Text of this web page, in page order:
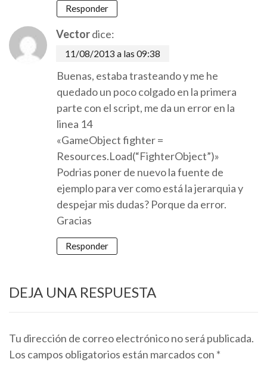
Responder
Vectordice:
11/08/2013 a las 09:38
Buenas, estaba trasteando y me he
quedado un poco colgado en la primera
parte con el script, me da un error en la
linea 14
«GameObject fighter =
Resources.Load(“FighterObject”)»
Podrias poner de nuevo la fuente de
ejemplo para ver como está la jerarquia y
despejar mis dudas? Porque da error.
Gracias
Responder
DEJA UNA RESPUESTA
Tu dirección de correo electrónico no será publicada.
Los campos obligatorios están marcados con *